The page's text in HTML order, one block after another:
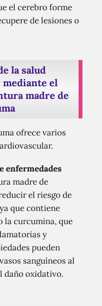
el cerebro forme
de lesiones o
la salud
el
madre de
ofrece varios
enfermedades
madre de
el riesgo de
que contiene
la curcumina, que
y
pueden
sanguíneos al
daño oxidativo.